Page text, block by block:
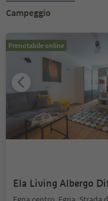
Campeggio
Prenotabile online
Ela Living Albergo